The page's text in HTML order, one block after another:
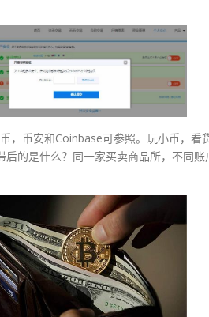
，币安和Coinbase可参照。玩小币，看
的是什么？同一家买卖商品所，不同账